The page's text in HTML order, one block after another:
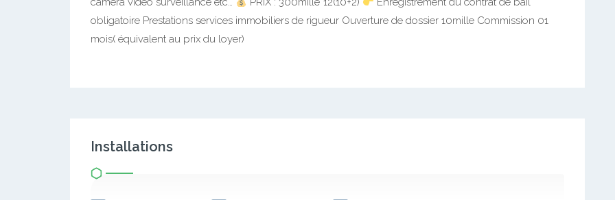
obligatoire Prestations services immobiliers de rigueur Ouverture de dossier 10mille Commission 01
mois( équivalent au prix du loyer)
Installations